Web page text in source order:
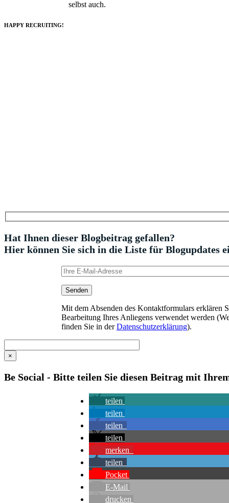
selbst auch.
HAPPY RECRUITING!
Hat Ihnen dieser Blogbeitrag gefallen?
Hier können Sie sich in die Liste für Blogupdates
Mit dem Absenden des Kontaktformulars erklären
Bearbeitung Ihres Anliegens verwendet werden
finden Sie in derDatenschutzerklärung).
×
Be Social - Bitte teilen Sie diesen Beitrag mit
teilen
teilen
teilen
teilen
merken
teilen
Pocket
E-Mail
drucken